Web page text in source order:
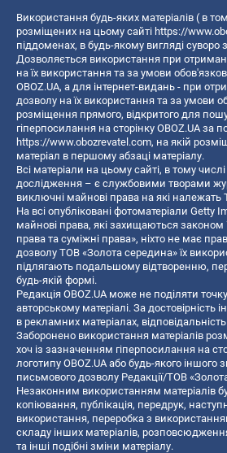
Використання будь-яких матеріалів ( в
розміщених на цьому сайті https://
піддоменах, в будь-якому вигляді суворо
Дозволяється використання при
на їх використання та за умови
OBOZ.UA, а для інтернет-видань - при
дозволу на їх використання та за умови
розміщення прямого, відкритого для
гіперпосилання на сторінку OBOZ.UA за
https://www.obozrevatel.com, на якій
матеріал в першому абзаці матеріалу.
Всі матеріали на цьому сайті, в тому числі
дослідження – є службовими творами
виключні майнові права на які належать
На всі опубліковані фотоматеріали Getty
майнові права, які захищаються законом
права та суміжні права», ніхто не має
дозволу ТОВ «Золота середина» їх
підлягають подальшому відтворенню,
будь-якій формі.
Редакція OBOZ.UA може не поділяти
авторському матеріалі. За достовірність
в рекламних матеріалах,
Заборонено використання матеріалів
хоч із зазначенням гіперпосилання на
логотипу OBOZ.UA або будь-якого іншого
письмового дозволу Редакції/ТОВ
Незаконним використанням матеріалів
копiювання, публiкацiя, передрук,
використання, переробка з
складу інших матеріалів,
та інші подібні зміни матеріалу.